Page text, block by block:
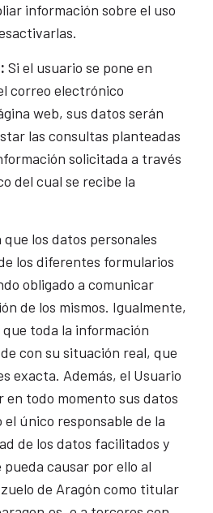
información sobre el uso
Si el usuario se pone en
correo electrónico
web, sus datos serán
las consultas planteadas
solicitada a través
del cual se recibe la
los datos personales
los diferentes formularios
obligado a comunicar
de los mismos. Igualmente,
toda la información
con su situación real, que
exacta. Además, el Usuario
en todo momento sus datos
único responsable de la
de los datos facilitados y
causar por ello al
de Aragón como titular